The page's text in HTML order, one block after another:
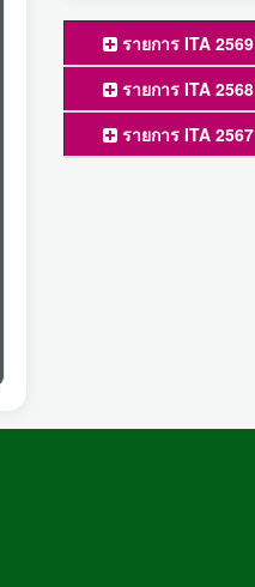
รายการ ITA 2569
รายการ ITA 2568
รายการ ITA 2567